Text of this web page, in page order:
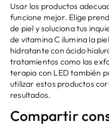
Usar los productos
funcione mejor. Elige
de piel y soluciona tus
de vitamina C ilumina la
hidratante con ácido
tratamientos como las
terapia con LED también
utilizar estos productos
resultados.
Compartir